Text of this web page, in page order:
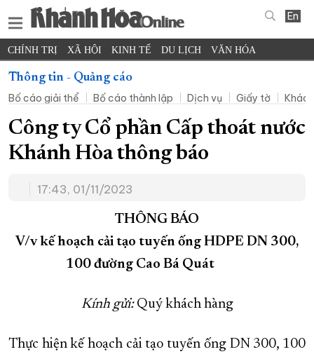
En
CHÍNH TRỊ XÃ HỘI KINH TẾ DU LỊCH VĂN HÓA
THỂ THAO ĐỜI SỐNG TIN ĐỊA PHƯƠNG
KHOA HỌC - CÔNG NGHỆ PHÁP LUẬT BẠN ĐỌC PHÓNG SỰ
THẾ GIỚI MULTIMEDIA VIDEO ĐỌC BÁO ONLINE
PODCAST THÔNG TIN - QUẢNG CÁO
TRƯỜNG SA BIỂN ĐẢO QUÊ HƯƠNG
CHUNG TAY CẢI CÁCH HÀNH CHÍNH
XÂY DỰNG NÔNG THÔN MỚI LỊCH CẮT ĐIỆN
TÀU - XE - MÁY BAY
KHOẢNH KHẮC ĐẸP XỨ TRẦM
XÂY DỰNG KHÁNH HÒA TRỞ THÀNH THÀNH PHỐ TRỰC THUỘC
Thông tin - Quảng cáo
Bố cáo giải thể
Bố cáo thành lập Dịch vụ Giấy tờ Khác
Công ty Cổ phần Cấp thoát nước
Khánh Hòa thông báo
17:43, 01/11/2023
THÔNG BÁO
V/v kế hoạch cải tạo tuyến ống HDPE DN 300,
100 đường Cao Bá Quát
Kính gửi:Quý khách hàng
Thực hiện kế hoạch cải tạo tuyến ống DN 300, 100